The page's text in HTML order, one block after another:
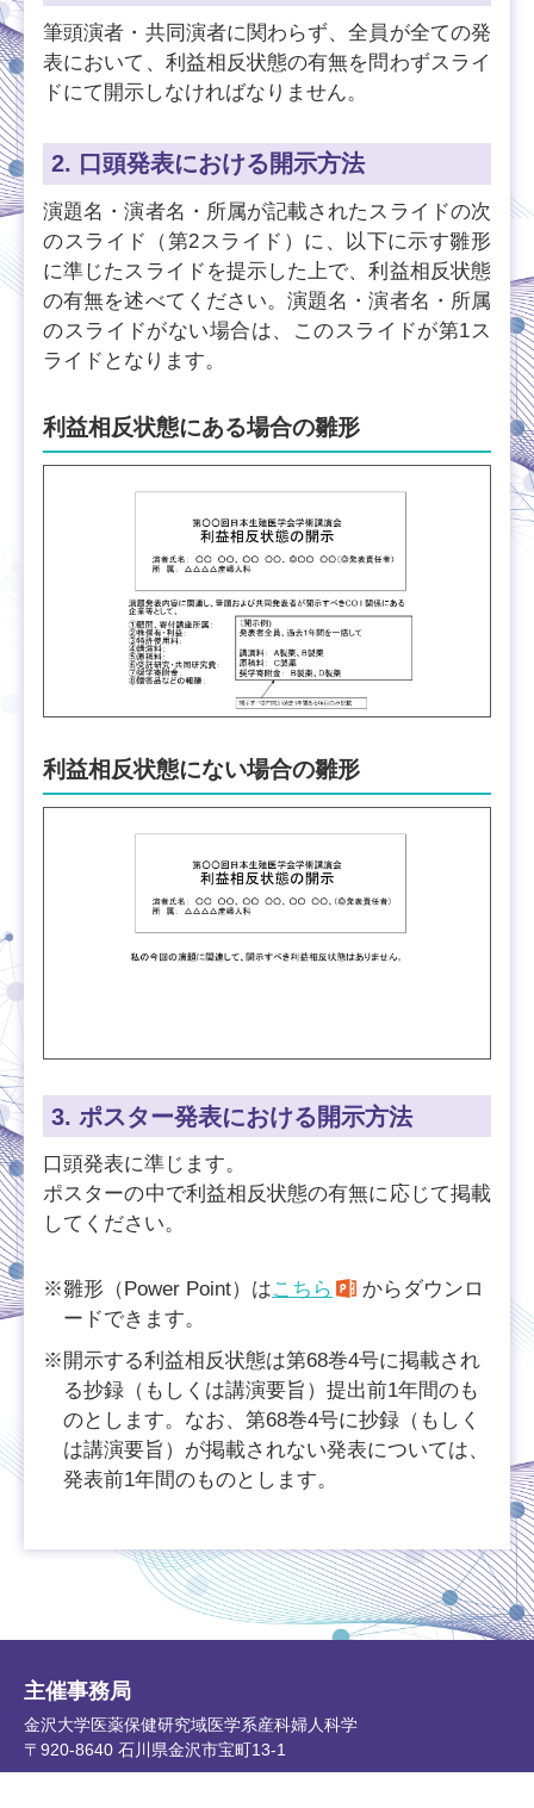
筆頭演者・共同演者に関わらず、全員が全ての発
表において、利益相反状態の有無を問わずスライ
ドにて開示しなければなりません。
2. 口頭発表における開示方法
演題名・演者名・所属が記載されたスライドの次
のスライド（第2スライド）に、以下に示す雛形
に準じたスライドを提示した上で、利益相反状態
の有無を述べてください。演題名・演者名・所属
のスライドがない場合は、このスライドが第1ス
ライドとなります。
利益相反状態にある場合の雛形
利益相反状態にない場合の雛形
3. ポスター発表における開示方法
口頭発表に準じます。
ポスターの中で利益相反状態の有無に応じて掲載
してください。
※雛形（Power Point）はこちら
からダウンロ
ードできます。
※開示する利益相反状態は第68巻4号に掲載され
る抄録（もしくは講演要旨）提出前1年間のも
のとします。なお、第68巻4号に抄録（もしく
は講演要旨）が掲載されない発表については、
発表前1年間のものとします。
主催事務局
金沢大学医薬保健研究域医学系産科婦人科学
〒920-8640 石川県金沢市宝町13-1